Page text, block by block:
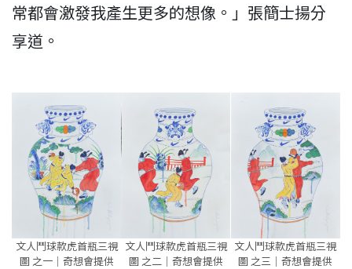
常都會激發我產生更多的想像。」張簡士揚分
享道。
文人鬥球款虎首瓶三視
圖 之一｜奇想會提供
文人鬥球款虎首瓶三視
圖 之二｜奇想會提供
文人鬥球款虎首瓶三視
圖 之三｜奇想會提供